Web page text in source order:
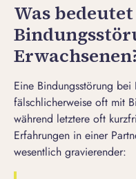
Was
Eine Bindungsstörung bei
fälschlicherweise oft mit
während letztere oft
Erfahrungen in einer
wesentlich gravierender: